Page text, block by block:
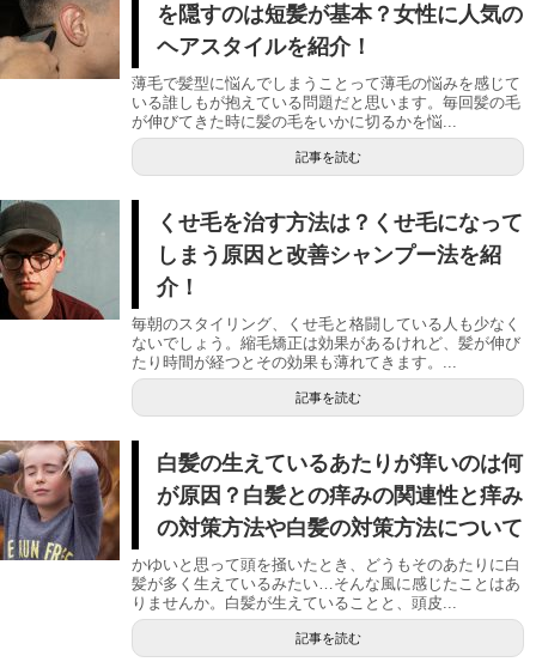
を隠すのは短髪が基本？女性に人気の
ヘアスタイルを紹介！
薄毛で髪型に悩んでしまうことって薄毛の悩みを感じて
いる誰しもが抱えている問題だと思います。毎回髪の毛
が伸びてきた時に髪の毛をいかに切るかを悩...
記事を読む
くせ毛を治す方法は？くせ毛になって
しまう原因と改善シャンプー法を紹
介！
毎朝のスタイリング、くせ毛と格闘している人も少なく
ないでしょう。縮毛矯正は効果があるけれど、髪が伸び
たり時間が経つとその効果も薄れてきます。...
記事を読む
白髪の生えているあたりが痒いのは何
が原因？白髪との痒みの関連性と痒み
の対策方法や白髪の対策方法について
かゆいと思って頭を掻いたとき、どうもそのあたりに白
髪が多く生えているみたい…そんな風に感じたことはあ
りませんか。白髪が生えていることと、頭皮...
記事を読む